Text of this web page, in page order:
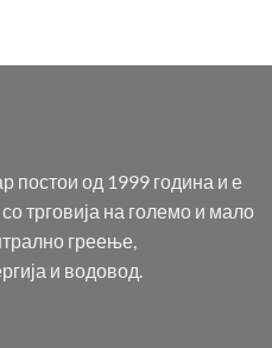
постои од 1999 година и е
трговија на големо и мало
греење,
и водовод.